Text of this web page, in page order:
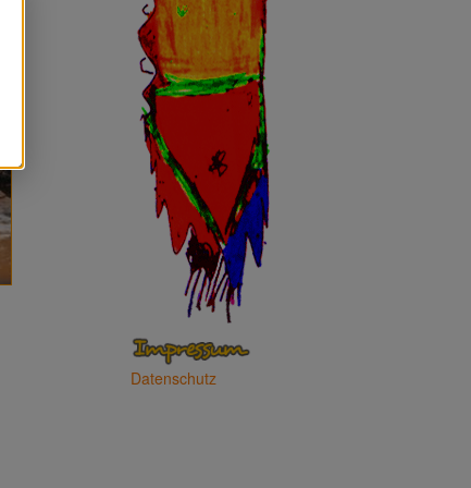
Datenschutz